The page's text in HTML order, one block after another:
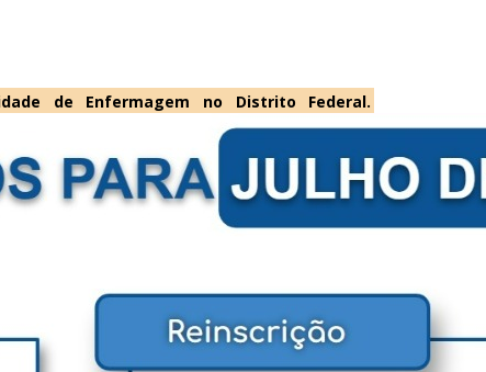
de Enfermagem no Distrito Federal.